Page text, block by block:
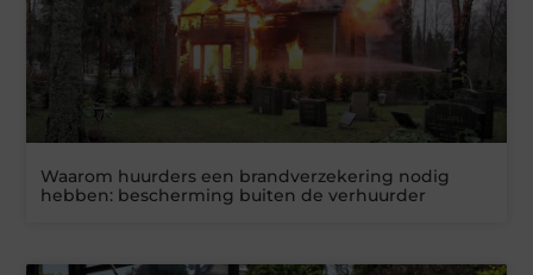
Waarom huurders een brandverzekering nodig
hebben: bescherming buiten de verhuurder